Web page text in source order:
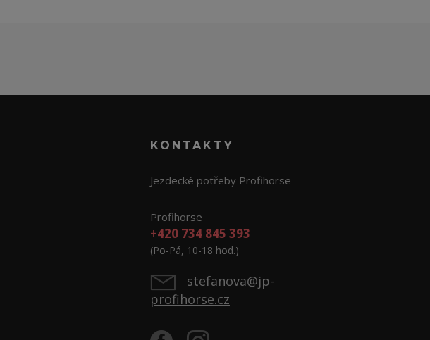
KONTAKTY
Jezdecké potřeby Profihorse
Profihorse
+420 734 845 393
(Po-Pá, 10-18 hod.)
stefanova@jp-
profihorse.cz